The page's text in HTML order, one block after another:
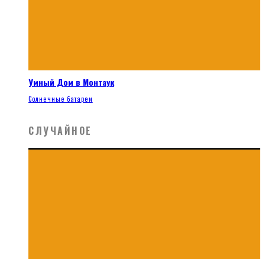
Умный Дом в Монтаук
Солнечные батареи
СЛУЧАЙНОЕ